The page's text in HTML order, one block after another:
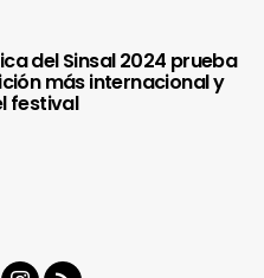
del Sinsal 2024 prueba
más internacional y
festival